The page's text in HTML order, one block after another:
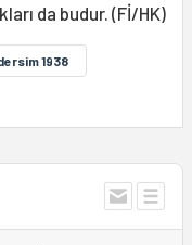
da budur. (Fİ/HK)
1938